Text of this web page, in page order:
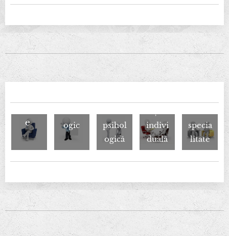
e
ogic
psihol
ogică
indivi
duală
Consu
specia
litate